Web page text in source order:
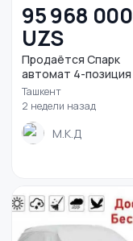
95 968 000
UZS
Продаётся Спарк
автомат 4-позиция
Ташкент
2 недели назад
М.К.Д